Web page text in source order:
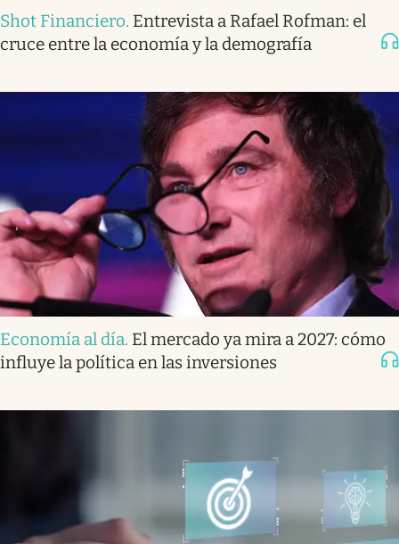
Shot Financiero. Entrevista a Rafael Rofman: el
cruce entre la economía y la demografía
Economía al día. El mercado ya mira a 2027: cómo
influye la política en las inversiones